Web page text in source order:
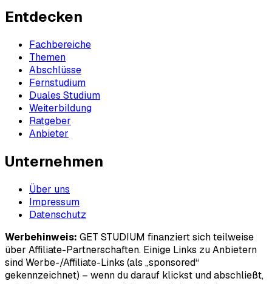
Entdecken
Fachbereiche
Themen
Abschlüsse
Fernstudium
Duales Studium
Weiterbildung
Ratgeber
Anbieter
Unternehmen
Über uns
Impressum
Datenschutz
Werbehinweis: GET STUDIUM finanziert sich teilweise
über Affiliate-Partnerschaften. Einige Links zu Anbietern
sind Werbe-/Affiliate-Links (als „sponsored“
gekennzeichnet) – wenn du darauf klickst und abschließt,